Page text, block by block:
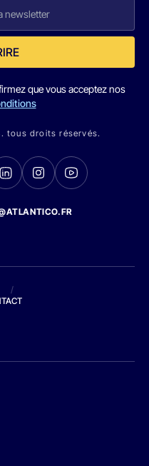
que vous acceptez nos
tous droits réservés.
/